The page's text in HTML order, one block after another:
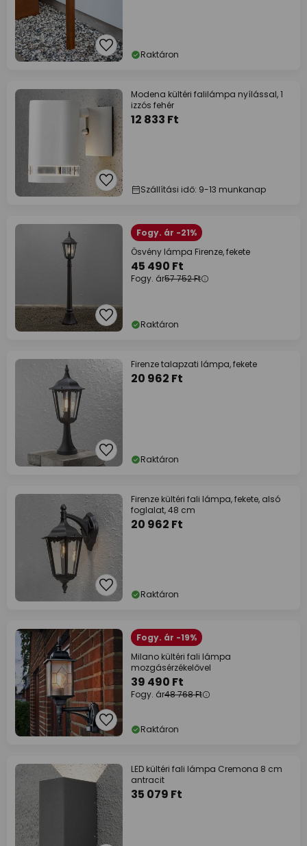
Raktáron
Modena kültéri falilámpa nyílással, 1
izzós fehér
12 833 Ft
Szállítási idő: 9-13 munkanap
Fogy. ár -21%
Ösvény lámpa Firenze, fekete
45 490 Ft
Fogy. ár57 752 Ft
Raktáron
Firenze talapzati lámpa, fekete
20 962 Ft
Raktáron
Firenze kültéri fali lámpa, fekete, alsó
foglalat, 48 cm
20 962 Ft
Raktáron
Fogy. ár -19%
Milano kültéri fali lámpa
mozgásérzékelővel
39 490 Ft
Fogy. ár48 768 Ft
Raktáron
LED kültéri fali lámpa Cremona 8 cm
antracit
35 079 Ft